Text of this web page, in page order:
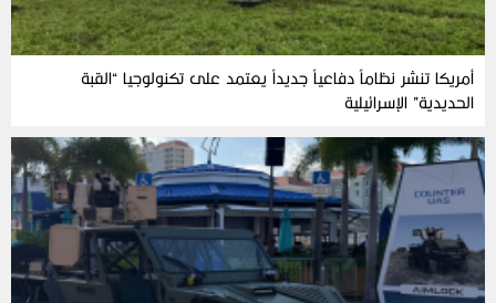
أمريكا تنشر نظاماً دفاعياً جديداً يعتمد على تكنولوجيا “القبة
الحديدية” الإسرائيلية